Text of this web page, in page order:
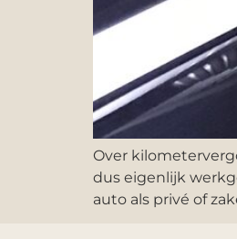
Over
dus eigenlijk
auto als privé of